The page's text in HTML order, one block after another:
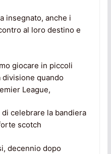
insegnato, anche i
al loro destino e
giocare in piccoli
divisione quando
League,
celebrare la bandiera
scotch
decennio dopo